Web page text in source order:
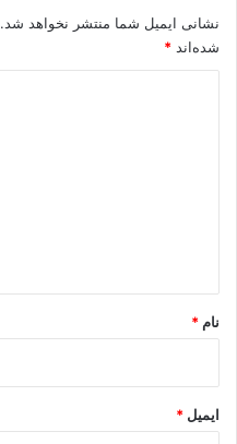
نشانی ایمیل شما منتشر نخواهد شد.
شده‌اند *
نام *
ایمیل *